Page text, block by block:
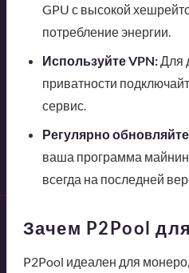
GPU с высокой
потребление энергии.
Используйте VPN:Для
приватности
сервис.
Регулярно
ваша программа
всегда на последней
Зачем P2Pool
P2Pool идеален для монеро,